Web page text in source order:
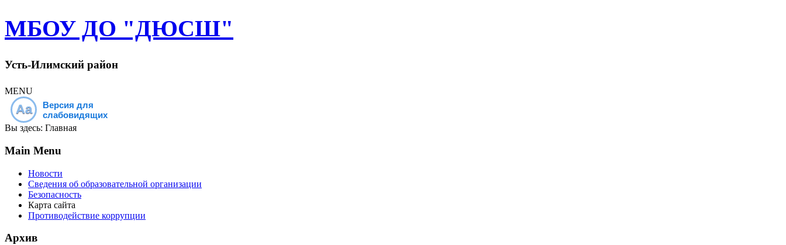
МБОУ ДО "ДЮСШ"
Усть-Илимский район
MENU
Aa
Версия для
слабовидящих
Вы здесь: Главная
Main Menu
Новости
Сведения об образовательной организации
Безопасность
Карта сайта
Противодействие коррупции
Архив